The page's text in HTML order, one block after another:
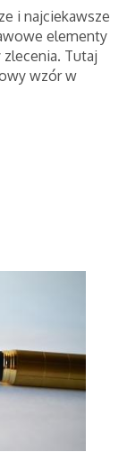
i najciekawsze
elementy
Tutaj
wzór w